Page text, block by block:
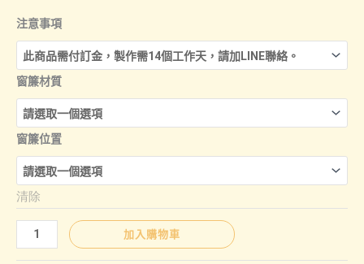
範
到
注意事項
窗簾材質
窗簾位置
清除
Fit(4
代)
加入購物車